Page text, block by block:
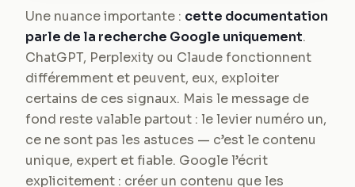
Une nuance importante : cette documentation
parle de la recherche Google uniquement.
ChatGPT, Perplexity ou Claude fonctionnent
différemment et peuvent, eux, exploiter
certains de ces signaux. Mais le message de
fond reste valable partout : le levier numéro un,
ce ne sont pas les astuces — c’est le contenu
unique, expert et fiable. Google l’écrit
explicitement : créer un contenu que les